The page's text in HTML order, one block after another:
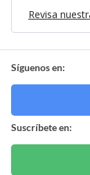
Revisa
Síguenos en:
Suscríbete en: